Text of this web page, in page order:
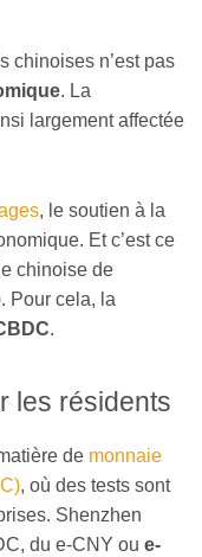
chinoises n’est pas
. La
largement affectée
, le soutien à la
Et c’est ce
chinoise de
Pour cela, la
.
les résidents
de monnaie
, où des tests sont
Shenzhen
du e-CNY ou e-